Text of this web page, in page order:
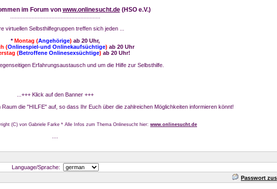
im Forum von www.onlinesucht.de(HSO e.V.)
virtuellen Selbsthilfegruppen treffen sich jeden ...
*Montag (Angehörige) ab 20 Uhr,
(Onlinespiel-und Onlinekaufsüchtige) ab 20 Uhr
(Betroffene Onlinesexsüchtige) ab 20 Uhr!
Erfahrungsaustausch und um die Hilfe zur Selbsthilfe.
...+++ Klick auf den Banner +++
die "HILFE" auf, so dass Ihr Euch über die zahlreichen Möglichkeiten informieren könnt!
(C) von Gabriele Farke * Alle Infos zum Thema Onlinesucht hier: www.onlinesucht.de
Language/Sprache:
Passwort